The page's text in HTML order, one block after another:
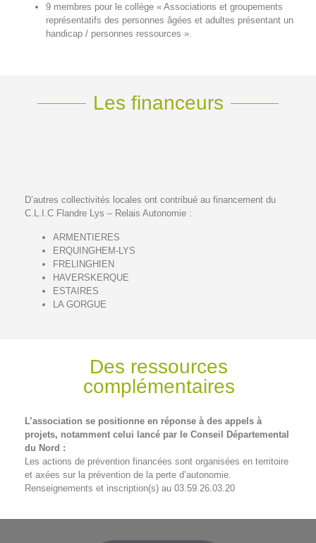
9 membres pour le collège « Associations et groupements
représentatifs des personnes âgées et adultes présentant un
handicap / personnes ressources ».
Les financeurs
D’autres collectivités locales ont contribué au financement du
C.L.I.C Flandre Lys – Relais Autonomie :
ARMENTIERES
ERQUINGHEM-LYS
FRELINGHIEN
HAVERSKERQUE
ESTAIRES
LA GORGUE
Des ressources
complémentaires
L’association se positionne en réponse à des appels à
projets, notamment celui lancé par le Conseil Départemental
du Nord :
Les actions de prévention financées sont organisées en territoire
et axées sur la prévention de la perte d’autonomie.
Renseignements et inscription(s) au 03.59.26.03.20